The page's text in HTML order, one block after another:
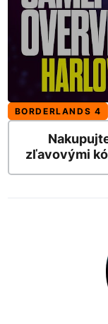
BORDERLANDS 4
zľavovými